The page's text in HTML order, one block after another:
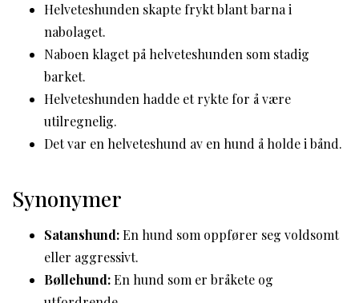
Helveteshunden skapte frykt blant barna i
nabolaget.
Naboen klaget på helveteshunden som stadig
barket.
Helveteshunden hadde et rykte for å være
utilregnelig.
Det var en helveteshund av en hund å holde i bånd.
Synonymer
Satanshund:En hund som oppfører seg voldsomt
eller aggressivt.
Bøllehund:En hund som er bråkete og